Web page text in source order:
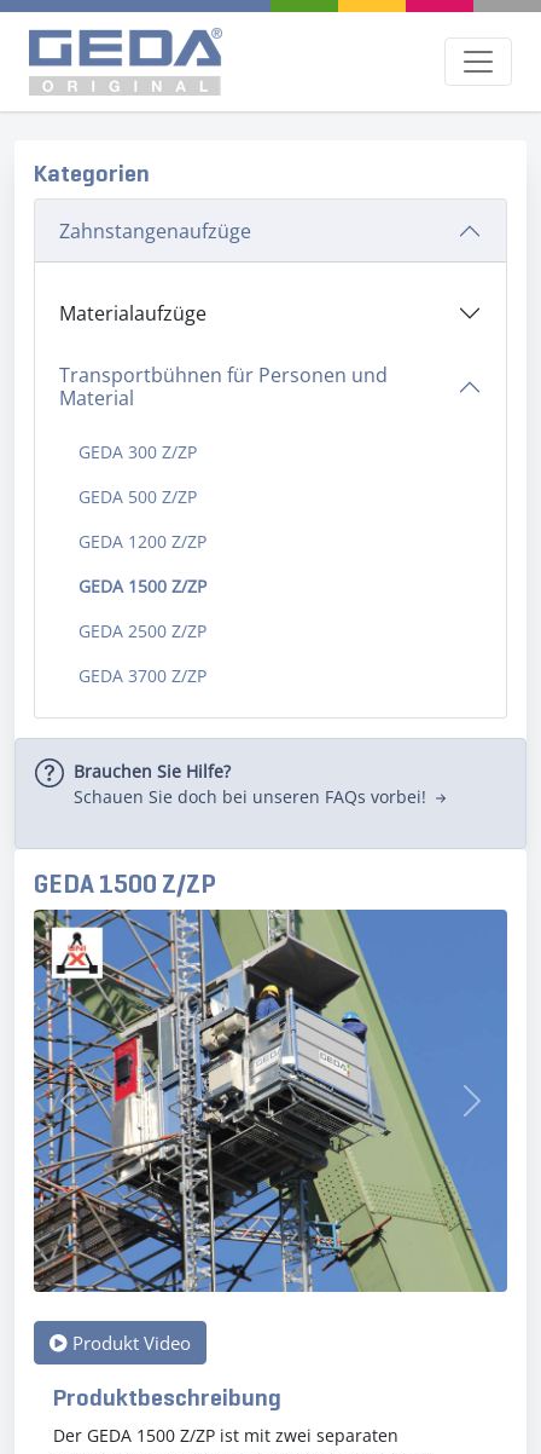
Kategorien
Zahnstangenaufzüge
Materialaufzüge
Transportbühnen für Personen und
Material
GEDA 300 Z/ZP
GEDA 500 Z/ZP
GEDA 1200 Z/ZP
GEDA 1500 Z/ZP
GEDA 2500 Z/ZP
GEDA 3700 Z/ZP
Brauchen Sie Hilfe?
Schauen Sie doch bei unseren FAQs vorbei!
GEDA 1500 Z/ZP
Previous Next
Produkt Video
Produktbeschreibung
Der GEDA 1500 Z/ZP ist mit zwei separaten